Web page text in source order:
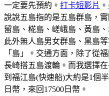
一定要先預約。 打卡短影片
說說五島指的是五島群島，
留島、椛島、嵯峨島、黃島
此外無人島男女群島、黑島
「島」。交通方面，除了從
長崎搭五島渡輪。而我選擇
到福江島(快速船)大約是1個
日幣，來回17500日幣。